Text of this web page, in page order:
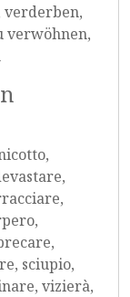
verderben,
verwöhnen,
sciupio,
vizierà,